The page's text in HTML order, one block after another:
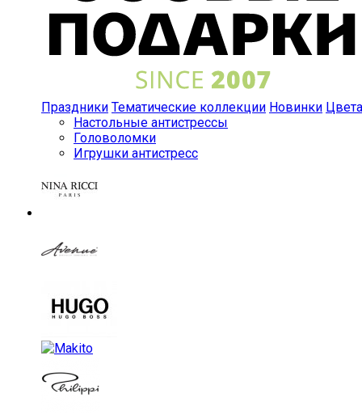
Праздники Тематические коллекции Новинки Цвета
Настольные антистрессы
Головоломки
Игрушки антистресс